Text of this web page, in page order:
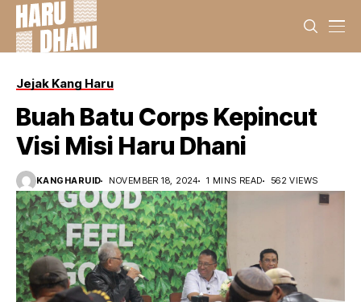
Jejak Kang Haru
Buah Batu Corps Kepincut
Visi Misi Haru Dhani
KANGHARUID NOVEMBER 18, 2024 1 MINS READ 562 VIEWS